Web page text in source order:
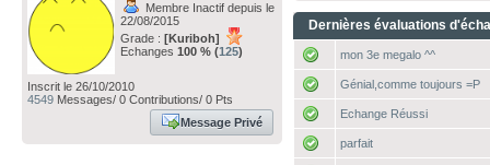
Membre Inactif depuis le
22/08/2015
Grade : [Kuriboh]
Echanges 100 % (125)
Inscrit le 26/10/2010
4549 Messages/ 0 Contributions/ 0 Pts
Message Privé
Dernières évaluations
mon 3e megalo ^^
Génial,comme toujours =P
Echange Réussi
parfait